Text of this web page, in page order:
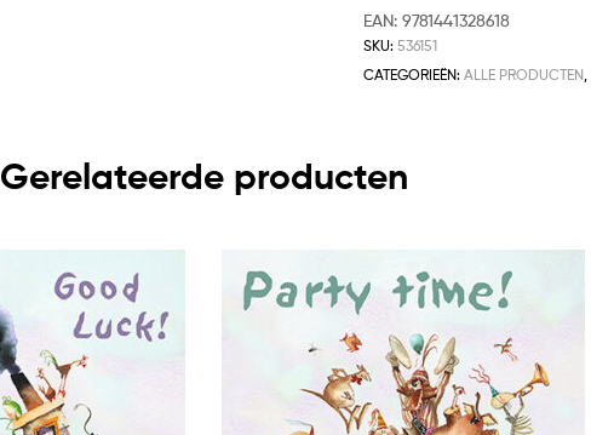
EAN:9781441328618
SKU:536151
CATEGORIEËN:ALLE PRODUCTEN
Gerelateerde producten